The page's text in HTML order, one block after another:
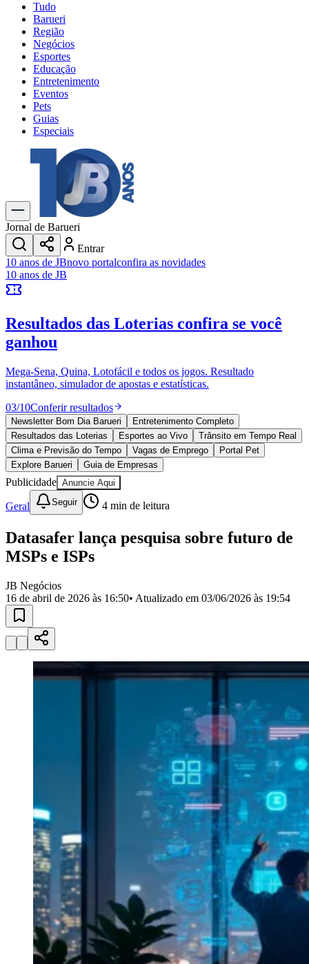
Tudo
Barueri
Região
Negócios
Esportes
Educação
Entretenimento
Eventos
Pets
Guias
Especiais
Explore Tudo
Últimas Notícias
Previsão do Tempo
Trânsito e Rotas
Dia a Dia & Lazer
Transportes
Gastronomia
Cinema & Shows
JogosNovo
Anuncie no Portal
Cadastrar Empresa
Divulgar Vagas
Política
Esportes
Saúde
Segurança
Cultura
Meio Ambiente
Obras
Educação
Bairros de Barueri
Selecione sua região Para notícias da sua região
JubranBelval
VistaCalifórniaCarapicuíbaCentroChácaras MarcoCidades da
Região
Militar
Califórnia Jardim dos Altos
Esperança Jardim Graziela
Jardim Paraíso Jardim PaulistaJardim ReginaliceJardim São
Jardim São PedroJardim São SilvestreJardim SilveiraJardim
Parque Santa Luzia Parque Viana
Pirapora
Santana de
Vila Barros Vila Boa VistaVila
Vila Márcia
Vila Nossa Sra. da
Guia de Empresas
Divulgar Vagas
Publicidade Legal
Negócios Regionais
Turismo
Segurança Regional
Hospitais Estaduais
Parques & Represas
Cidades da Região
Santana de ParnaíbaOsasco CarapicuíbaJandiraItapeviCotia
do Bom Jesus Araçariguama Cajamar Caieiras Franco da
Jornal de Barueri
Entrar
10 anos de JBnovo portalconfira as novidades
10 anos de JB
Resultados das Loterias confira se você
ganhou
Mega-Sena, Quina, Lotofácil e todos os jogos. Resultado
instantâneo, simulador de apostas e estatísticas.
03/10Conferir resultados
Newsletter Bom Dia Barueri
Entretenimento Completo
Resultados das Loterias
Esportes ao Vivo
Trânsito em Tempo Real
Clima e Previsão do Tempo
Vagas de Emprego
Portal Pet
Explore Barueri
Guia de Empresas
Publicidade Anuncie Aqui
Geral Seguir 4 min de leitura
Datasafer lança pesquisa sobre futuro de
MSPs e ISPs
JB Negócios
16 de abril de 2026 às 16:50• Atualizado em 03/06/2026 às 19:54